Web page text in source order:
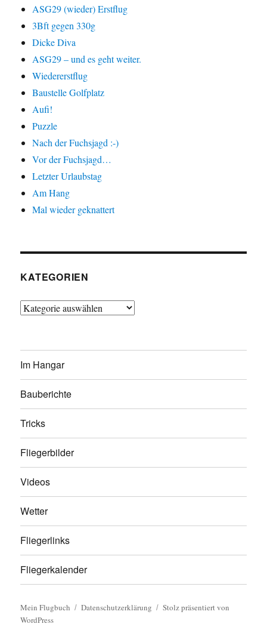
ASG29 (wieder) Erstflug
3Bft gegen 330g
Dicke Diva
ASG29 – und es geht weiter.
Wiedererstflug
Baustelle Golfplatz
Aufi!
Puzzle
Nach der Fuchsjagd :-)
Vor der Fuchsjagd…
Letzter Urlaubstag
Am Hang
Mal wieder geknattert
KATEGORIEN
Kategorien
Im Hangar
Bauberichte
Tricks
Fliegerbilder
Videos
Wetter
Fliegerlinks
Fliegerkalender
Mein Flugbuch Datenschutzerklärung
Stolz präsentiert von
WordPress